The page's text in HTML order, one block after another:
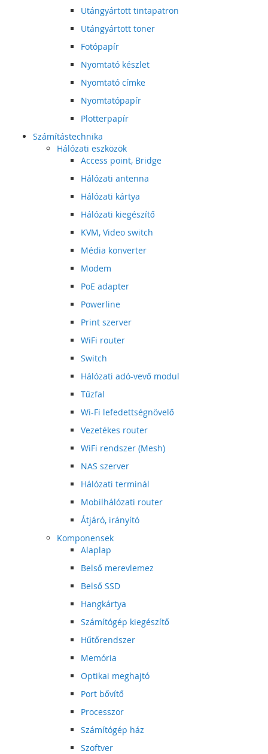
Utángyártott tintapatron
Utángyártott toner
Fotópapír
Nyomtató készlet
Nyomtató címke
Nyomtatópapír
Plotterpapír
Számítástechnika
Hálózati eszközök
Access point, Bridge
Hálózati antenna
Hálózati kártya
Hálózati kiegészítő
KVM, Video switch
Média konverter
Modem
PoE adapter
Powerline
Print szerver
WiFi router
Switch
Hálózati adó-vevő modul
Tűzfal
Wi-Fi lefedettségnövelő
Vezetékes router
WiFi rendszer (Mesh)
NAS szerver
Hálózati terminál
Mobilhálózati router
Átjáró, irányító
Komponensek
Alaplap
Belső merevlemez
Belső SSD
Hangkártya
Számítógép kiegészítő
Hűtőrendszer
Memória
Optikai meghajtó
Port bővítő
Processzor
Számítógép ház
Szoftver